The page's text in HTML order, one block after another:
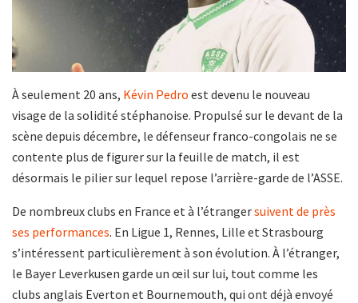
À seulement 20 ans, Kévin Pedro est devenu le nouveau
visage de la solidité stéphanoise. Propulsé sur le devant de la
scène depuis décembre, le défenseur franco-congolais ne se
contente plus de figurer sur la feuille de match, il est
désormais le pilier sur lequel repose l’arrière-garde de l’ASSE.
De nombreux clubs en France et à l’étrangersuivent de près
ses performances. En Ligue 1, Rennes, Lille et Strasbourg
s’intéressent particulièrement à son évolution. À l’étranger,
le Bayer Leverkusen garde un œil sur lui, tout comme les
clubs anglais Everton et Bournemouth, qui ont déjà envoyé